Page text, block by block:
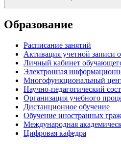
Образование
Расписание занятий
Активация учетной записи
Личный кабинет
Электронная
Многофункциональный
Научно-педагогический
Организация учебного
Дистанционное обучение
Обучение иностранных
Международная
Цифровая кафедра